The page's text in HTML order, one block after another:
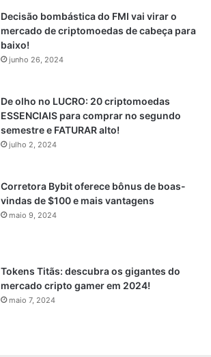
Decisão bombástica do FMI vai virar o
mercado de criptomoedas de cabeça para
baixo!
junho 26, 2024
De olho no LUCRO: 20 criptomoedas
ESSENCIAIS para comprar no segundo
semestre e FATURAR alto!
julho 2, 2024
Corretora Bybit oferece bônus de boas-
vindas de $100 e mais vantagens
maio 9, 2024
Tokens Titãs: descubra os gigantes do
mercado cripto gamer em 2024!
maio 7, 2024